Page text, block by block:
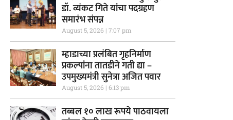
डॉ. व्यंकट गिते यांचा पदग्रहण
समारंभ संपन्न
August 5, 2026 7:07 pm
म्हाडाच्या प्रलंबित गृहनिर्माण
प्रकल्पांना तातडीने गती द्या –
उपमुख्यमंत्री सुनेत्रा अजित पवार
August 5, 2026 6:13 pm
तब्बल १० लाख रूपये पाठवायला